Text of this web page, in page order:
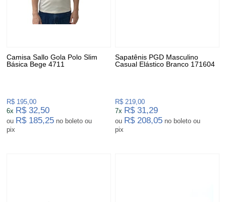
Camisa Sallo Gola Polo Slim
Básica Bege 4711
R$ 195,00
6x R$ 32,50
ou R$ 185,25 no boleto ou
pix
Sapatênis PGD Masculino
Casual Elástico Branco 171604
R$ 219,00
7x R$ 31,29
ou R$ 208,05 no boleto ou
pix